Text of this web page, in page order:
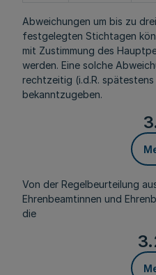
Abweichungen um bis zu
festgelegten Stichtagen
mit Zustimmung des
werden. Eine solche
rechtzeitig (i.d.R.
bekanntzugeben.
Von der Regelbeurteilung
Ehrenbeamtinnen und
die